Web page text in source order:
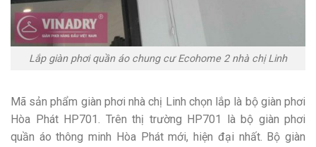
Lắp giàn phơi quần áo chung cư Ecohome 2 nhà chị Linh
Mã sản phẩm giàn phơi nhà chị Linh chọn lắp là bộ giàn phơi
Hòa Phát HP701. Trên thị trường HP701 là bộ giàn phơi
quần áo thông minh Hòa Phát mới, hiện đại nhất. Bộ giàn